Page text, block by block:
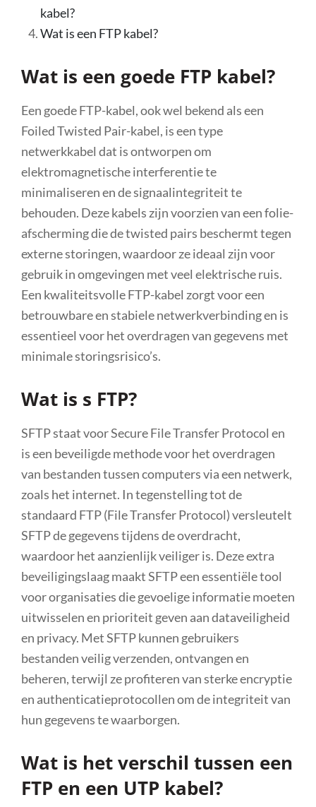
kabel?
Wat is een FTP kabel?
Wat is een goede FTP kabel?
Een goede FTP-kabel, ook wel bekend als een
Foiled Twisted Pair-kabel, is een type
netwerkkabel dat is ontworpen om
elektromagnetische interferentie te
minimaliseren en de signaalintegriteit te
behouden. Deze kabels zijn voorzien van een folie-
afscherming die de twisted pairs beschermt tegen
externe storingen, waardoor ze ideaal zijn voor
gebruik in omgevingen met veel elektrische ruis.
Een kwaliteitsvolle FTP-kabel zorgt voor een
betrouwbare en stabiele netwerkverbinding en is
essentieel voor het overdragen van gegevens met
minimale storingsrisico’s.
Wat is s FTP?
SFTP staat voor Secure File Transfer Protocol en
is een beveiligde methode voor het overdragen
van bestanden tussen computers via een netwerk,
zoals het internet. In tegenstelling tot de
standaard FTP (File Transfer Protocol) versleutelt
SFTP de gegevens tijdens de overdracht,
waardoor het aanzienlijk veiliger is. Deze extra
beveiligingslaag maakt SFTP een essentiële tool
voor organisaties die gevoelige informatie moeten
uitwisselen en prioriteit geven aan dataveiligheid
en privacy. Met SFTP kunnen gebruikers
bestanden veilig verzenden, ontvangen en
beheren, terwijl ze profiteren van sterke encryptie
en authenticatieprotocollen om de integriteit van
hun gegevens te waarborgen.
Wat is het verschil tussen een
FTP en een UTP kabel?